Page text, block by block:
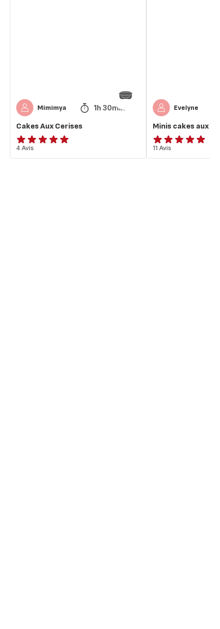
Mimimya 1h 30min
Cakes Aux Cerises
ratings.4.8
4 Avis
Evelyne
Minis cakes aux
Avis
5
11 Avis